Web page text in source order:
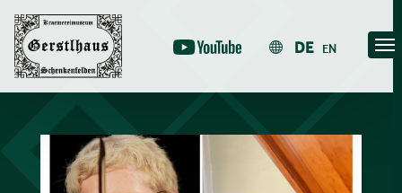
Skip
content
DE EN